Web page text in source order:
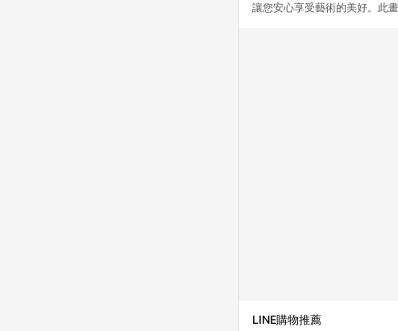
讓您安心享受藝術的美好。此
LINE購物推薦